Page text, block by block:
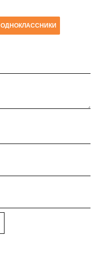
ОДНОКЛАССНИКИ